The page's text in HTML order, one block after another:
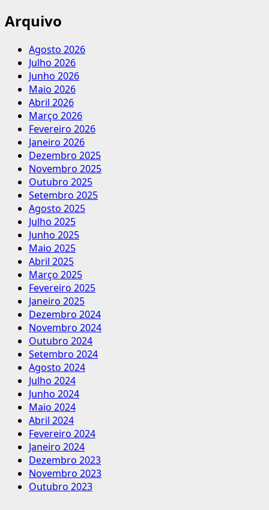
Arquivo
Agosto 2026
Julho 2026
Junho 2026
Maio 2026
Abril 2026
Março 2026
Fevereiro 2026
Janeiro 2026
Dezembro 2025
Novembro 2025
Outubro 2025
Setembro 2025
Agosto 2025
Julho 2025
Junho 2025
Maio 2025
Abril 2025
Março 2025
Fevereiro 2025
Janeiro 2025
Dezembro 2024
Novembro 2024
Outubro 2024
Setembro 2024
Agosto 2024
Julho 2024
Junho 2024
Maio 2024
Abril 2024
Fevereiro 2024
Janeiro 2024
Dezembro 2023
Novembro 2023
Outubro 2023